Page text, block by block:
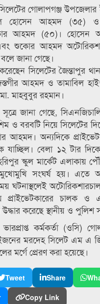
গোলাপগঞ্জ
হোসেন আহমদ (৩৫)
আহমদ (৫০)। হোসেন
শুকোর আহমদ
জানা গেছে।
সিলেটের জৈন্তাপুর
আহমদ ও তামাবিল
মাহবুবুর রহমান।
জানা গেছে,
ও বরবটি নিয়ে সিলেটের
অন্যদিকে
যাচ্ছিল। বেলা ১২ টার
স্কুল মার্কেট এলাকায়
মুখোমুখি সংঘর্ষ হয়। এতে
ঘটনাস্থলেই
প্রাইভেটকারের চালক
করেছে স্থানীয় ও পুলিশ
ভারপ্রাপ্ত কর্মকর্তা (ওসি)
মরদেহ সিলেট এম এ
মর্গে প্রেরণ করা হয়েছে।
Tweet Share
Copy Link